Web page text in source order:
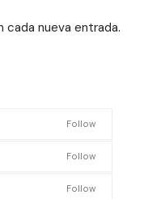
nueva entrada.
Follow
Follow
Follow